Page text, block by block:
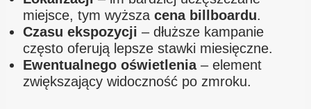
miejsce, tym wyższa cena billboardu.
Czasu ekspozycji – dłuższe kampanie
często oferują lepsze stawki miesięczne.
Ewentualnego oświetlenia– element
zwiększający widoczność po zmroku.